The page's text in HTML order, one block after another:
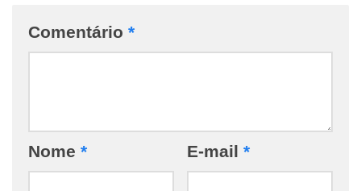
Comentário *
Nome * E-mail *